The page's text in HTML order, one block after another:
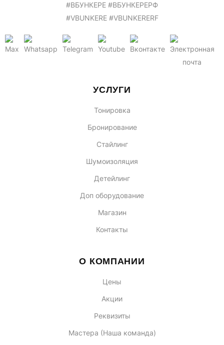
#ВБУНКEРE #ВБУНКEРEРФ
#VBUNKERE #VBUNKERERF
УСЛУГИ
Тонировка
Бронирование
Стайлинг
Шумоизоляция
Детейлинг
Доп оборудование
Магазин
Контакты
О КОМПАНИИ
Цены
Акции
Реквизиты
Мастера (Наша команда)